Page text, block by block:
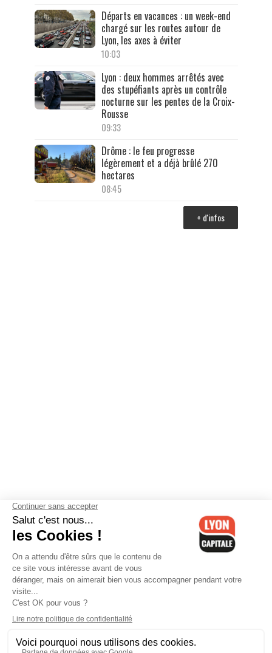
Départs en vacances : un week-end
chargé sur les routes autour de
Lyon, les axes à éviter
10:03
Lyon : deux hommes arrêtés avec
des stupéfiants après un contrôle
nocturne sur les pentes de la Croix-
Rousse
09:33
Drôme : le feu progresse
légèrement et a déjà brûlé 270
hectares
08:45
+ d'infos
Contactez-nous-Mentions légales-CGV-Politique de